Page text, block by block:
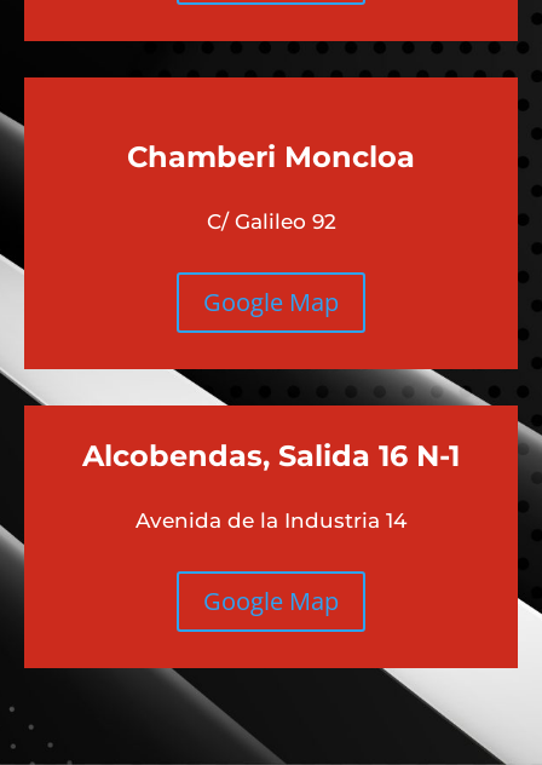
Chamberi Moncloa
C/ Galileo 92
Google Map
Alcobendas, Salida 16 N-1
Avenida de la Industria 14
Google Map